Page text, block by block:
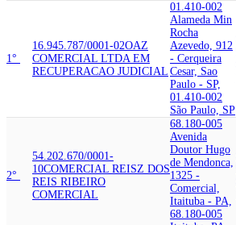
1°
16.945.787/0001-02OAZ
COMERCIAL LTDA EM
RECUPERACAO JUDICIAL
01.410-002
Alameda Min
Rocha
Azevedo, 912
- Cerqueira
Cesar, Sao
Paulo - SP,
01.410-002
São Paulo, SP
2°
54.202.670/0001-
10COMERCIAL REISZ DOS
REIS RIBEIRO
COMERCIAL
68.180-005
Avenida
Doutor Hugo
de Mendonca,
1325 -
Comercial,
Itaituba - PA,
68.180-005